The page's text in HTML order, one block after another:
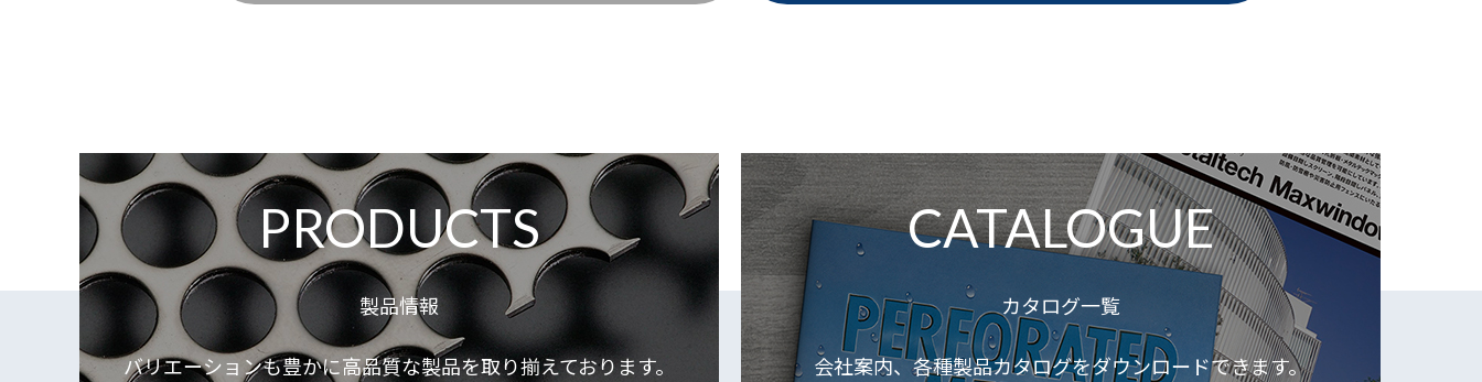
PRODUCTS
製品情報
バリエーションも豊かに高品質な製品を取り揃えております。
CATALOGUE
カタログ一覧
会社案内、各種製品カタログをダウンロードできます。